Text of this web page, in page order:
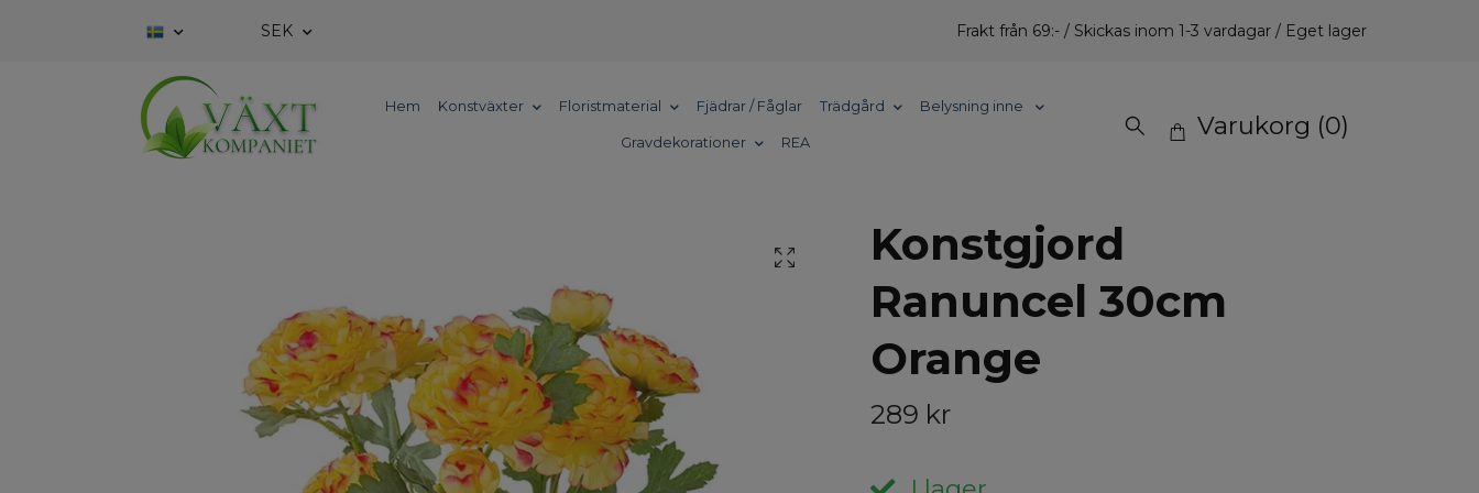
SEK Frakt från 69:- / Skickas inom 1-3 vardagar / Eget lager
Hem Konstväxter Floristmaterial Fjädrar / Fåglar Trädgård Belysning inne
Gravdekorationer REA
Varukorg (0)
Konstgjord
Ranuncel 30cm
Orange
289 kr